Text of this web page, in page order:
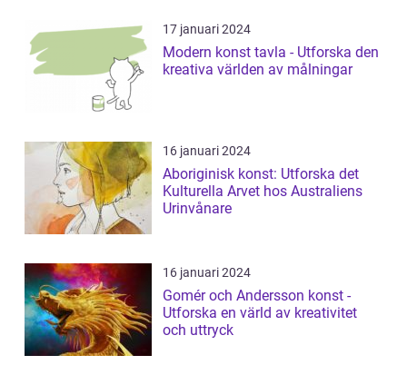
17 januari 2024
Modern konst tavla - Utforska den
kreativa världen av målningar
16 januari 2024
Aboriginisk konst: Utforska det
Kulturella Arvet hos Australiens
Urinvånare
16 januari 2024
Gomér och Andersson konst -
Utforska en värld av kreativitet
och uttryck